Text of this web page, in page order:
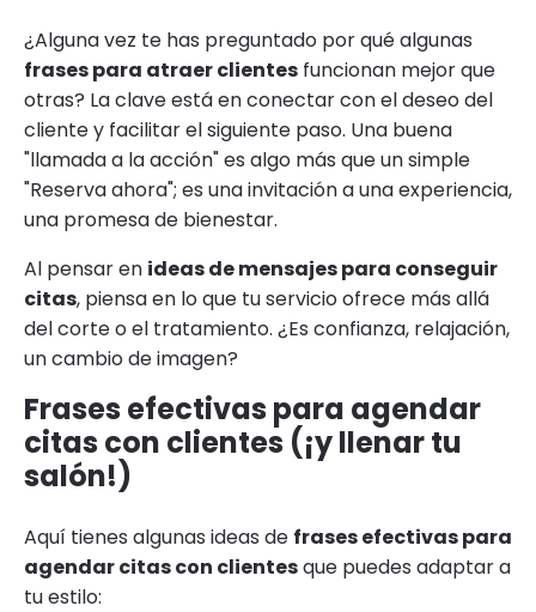
¿Alguna vez te has preguntado por qué algunas
frases para atraer clientes funcionan mejor que
otras? La clave está en conectar con el deseo del
cliente y facilitar el siguiente paso. Una buena
"llamada a la acción" es algo más que un simple
"Reserva ahora"; es una invitación a una experiencia,
una promesa de bienestar.
Al pensar en ideas de mensajes para conseguir
citas, piensa en lo que tu servicio ofrece más allá
del corte o el tratamiento. ¿Es confianza, relajación,
un cambio de imagen?
Frases efectivas para agendar
citas con clientes (¡y llenar tu
salón!)
Aquí tienes algunas ideas de frases efectivas para
agendar citas con clientesque puedes adaptar a
tu estilo: